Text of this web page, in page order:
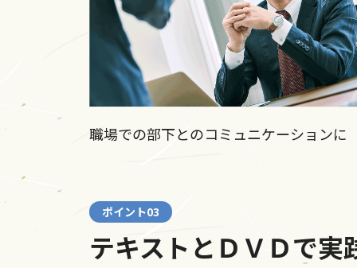
職場での部下とのコミュニケーションに
ポイント03
テキストとＤＶＤで実